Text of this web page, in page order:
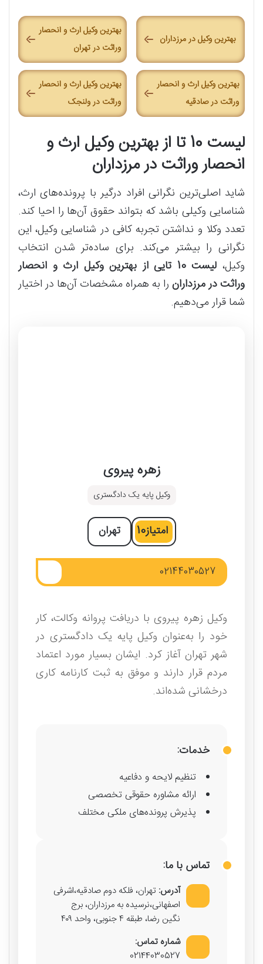
بهترین وکیل در مرزداران
بهترین وکیل ارث و انحصار
وراثت در تهران
بهترین وکیل ارث و انحصار
وراثت در صادقیه
بهترین وکیل ارث و انحصار
وراثت در ولنجک
لیست 10 تا از بهترین وکیل ارث و
انحصار وراثت در مرزداران
شاید اصلی‌ترین نگرانی افراد درگیر با پرونده‌های ارث،
شناسایی وکیلی باشد که بتواند حقوق آن‌ها را احیا کند.
تعدد وکلا و نداشتن تجربه کافی در شناسایی وکیل، این
نگرانی را بیشتر می‌کند. برای ساده‌تر شدن انتخاب
وکیل،
لیست 10 تایی از بهترین وکیل ارث و انحصار
وراثت در مرزداران را به همراه مشخصات آن‌ها در اختیار
شما قرار می‌دهیم.
زهره پیروی
وکیل پایه یک دادگستری
امتیاز10 تهران
02144030527
وکیل زهره پیروی با دریافت پروانه وکالت، کار
خود را به‌عنوان وکیل پایه یک دادگستری در
شهر تهران آغاز کرد. ایشان بسیار مورد اعتماد
مردم قرار دارند و موفق به ثبت کارنامه کاری
درخشانی شده‌اند.
خدمات:
تنظیم لایحه و دفاعیه
ارائه مشاوره حقوقی تخصصی
پذیرش پرونده‌های ملکی مختلف
تماس با ما:
آدرس: تهران، فلکه دوم صادقیه،اشرفی
اصفهانی،نرسیده به مرزداران، برج
نگین رضا، طبقه ۴ جنوبی، واحد ۴۰۹
شماره تماس:
02144030527